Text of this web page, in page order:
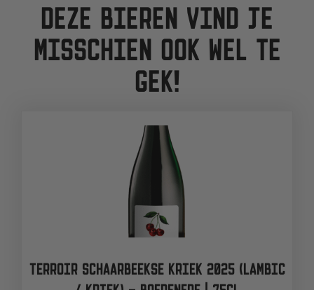
DEZE BIEREN VIND JE
MISSCHIEN OOK WEL TE
GEK!
TERROIR SCHAARBEEKSE KRIEK 2025 (LAMBIC